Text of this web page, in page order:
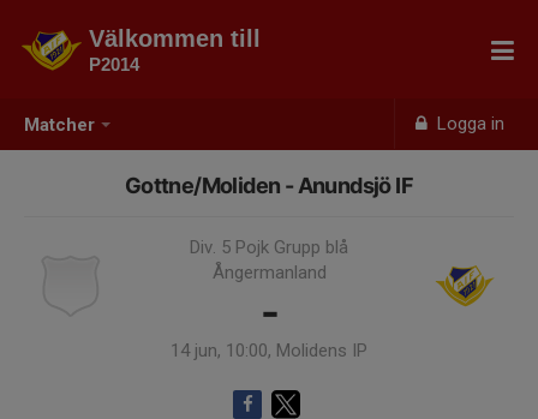
Matcher Logga in
Välkommen till
P2014
Gottne/Moliden - Anundsjö IF
Div. 5 Pojk Grupp blå
Ångermanland
-
14 jun, 10:00, Molidens IP